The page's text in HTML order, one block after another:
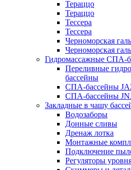
Тераццо
Тераццо
Тессера
Тессера
Черноморская
Черноморская
Гидромассажные СПА-
Переливные
бассейны
СПА-бассейны
СПА-бассейны
Закладные в чашу
Водозаборы
Донные сливы
Дренаж лотка
Монтажные
Подключение
Регуляторы